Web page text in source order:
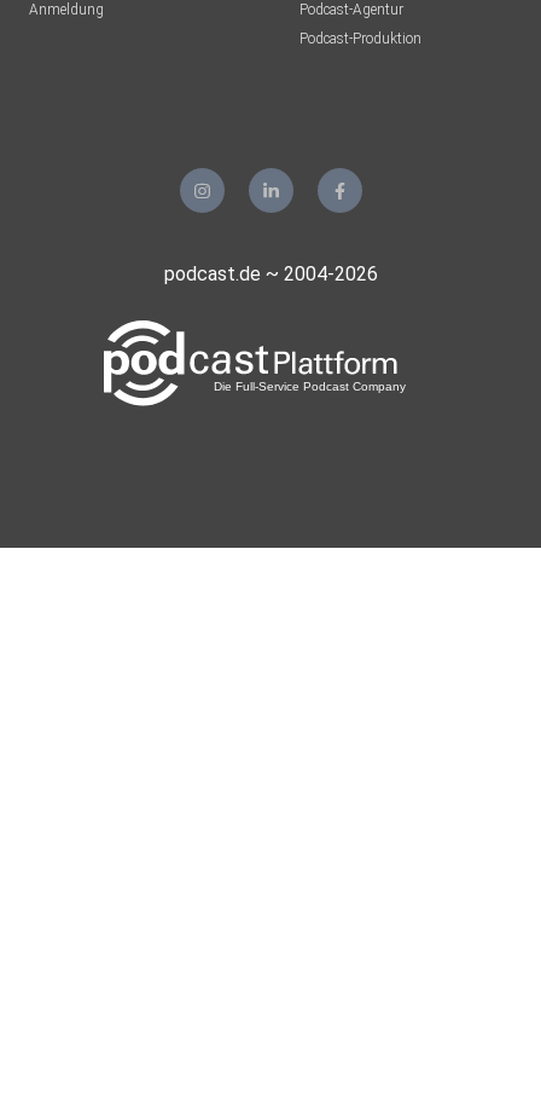
Anmeldung
Podcast-Agentur
Podcast-Produktion
podcast.de ~ 2004-2026